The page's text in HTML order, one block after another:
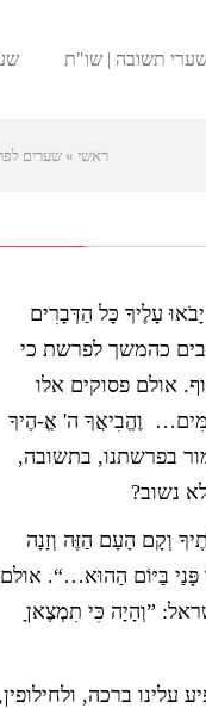
תשובה | שו"ת
ראשי » שערים
עָלֶיךָ כָּל הַדְּבָרִים
כהמשך לפרשת כי
אולם פסוקים אלו
וֶהֱבִיאֲךָ ה' אֱ-הֶיךָ
בפרשתנו, בתשובה,
נשוב?
וְקָם הָעָם הַזֶּה וְזָנָה
בַּיּוֹם הַהוּא…“.
”וְהָיָה כִּי תִמְצֶאןָ
ברכה, ולחילופין,